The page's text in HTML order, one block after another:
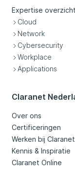
Expertise overzicht
Cloud
Network
Cybersecurity
Workplace
Applications
Claranet
Over ons
Certificeringen
Werken bij Claranet
Kennis & Inspiratie
Claranet Online